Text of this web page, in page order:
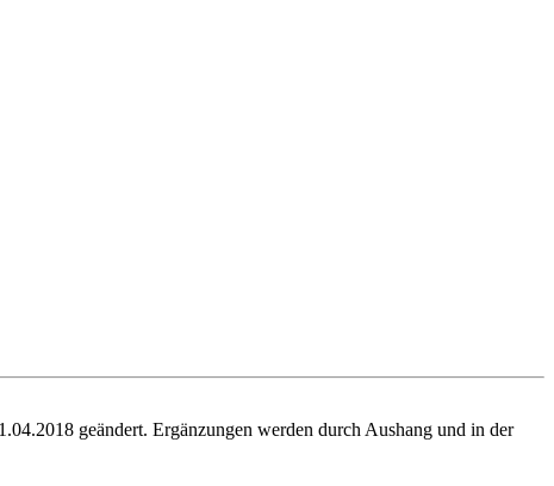
geändert. Ergänzungen werden durch Aushang und in der